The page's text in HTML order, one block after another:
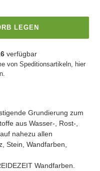
LEGEN
verfügbar
von Speditionsartikeln, hier
Grundierung zum
aus Wasser-, Rost-,
nahezu allen
Stein, Wandfarben,
Wandfarben.